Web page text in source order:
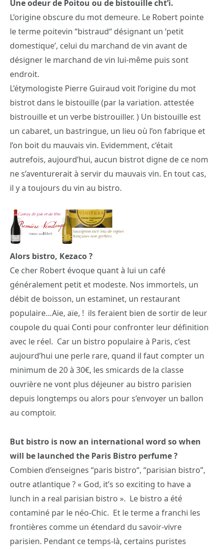
Une odeur de Poitou ou de bistouille cht’i.
L’origine obscure du mot demeure. Le Robert pointe
le terme poitevin “bistraud“ désignant un ‘petit
domestique’, celui du marchand de vin avant de
désigner le marchand de vin lui-même puis sont
endroit.
L’étymologiste Pierre Guiraud voit l’origine du mot
bistrot dans le bistouille (par la variation. attestée
bistrouille et un verbe bistrouiller. ) Un bistouille est
un cabaret, un bastringue, un lieu où l’on fabrique et
l’on boit du mauvais vin. Evidemment, c’était
autrefois, aujourd’hui, aucun bistrot digne de ce nom
ne s’aventurerait à servir du mauvais vin. En tout cas,
il y a toujours du vin au bistro.
Alors bistro, Kezaco ?
Ce cher Robert évoque quant à lui un café
généralement petit et modeste. Nos immortels, un
débit de boisson, un estaminet, un restaurant
populaire…Aïe, aïe, ! ils feraient bien de sortir de leur
coupole du quai Conti pour confronter leur définition
avec le réel. Car un bistro populaire à Paris, c’est
aujourd’hui une perle rare, quand il faut compter un
minimum de 20 à 30€, les smicards de la classe
ouvrière ne vont plus déjeuner au bistro parisien
depuis longtemps ou alors pour s’envoyer un ballon
au comptoir.
But bistro is now an international word so when
will be launched the Paris Bistro perfume ?
Combien d’enseignes “paris bistro“, “parisian bistro”,
outre atlantique ? « God, it’s so exciting to have a
lunch in a real parisian bistro ». Le bistro a été
contaminé par le néo-Chic. Et le terme a franchi les
frontières comme un étendard du savoir-vivre
parisien. Pendant ce temps-là, certains puristes